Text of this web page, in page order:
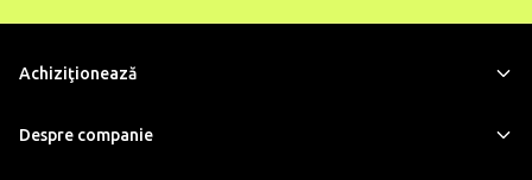
Achiziţionează
Despre companie